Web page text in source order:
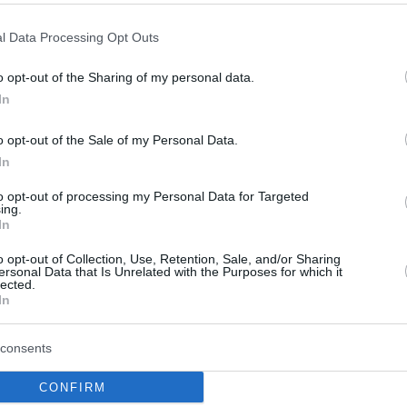
Data Processing Opt Outs
opt-out of the Sharing of my personal data.
opt-out of the Sale of my Personal Data.
opt-out of processing my Personal Data for Targeted
opt-out of Collection, Use, Retention, Sale, and/or Sharing
Data that Is Unrelated with the Purposes for which it
CONFIRM
ölték meg Dallasban. Testvérét, Robert F.
járt, 1968-ban gyilkolták meg. Mindössze két
legnevesebb polgárjogi mozgalmainak
iratok közül sokat az elmúlt években
titkosítva maradt. Aligha véletlenül.
nevű tengerészgyalogos veterán lőtte le, aki
az Államokba. Azonban továbbra is maradtak
kutatások évtizedek óta azt mutatják,
a tengerészgyalogos egyedül követte el a
hogy minden dokumentumot nyilvánosságra
a CIA tisztviselői meggyőzték, hogy néhányat